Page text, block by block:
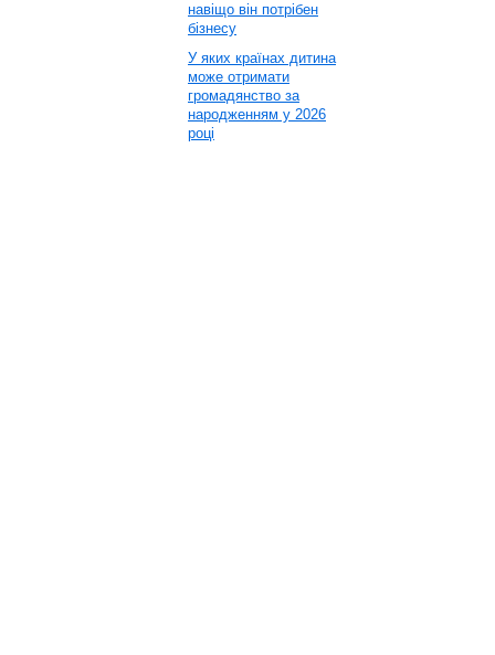
навіщо він потрібен
бізнесу
У яких країнах дитина
може отримати
громадянство за
народженням у 2026
році